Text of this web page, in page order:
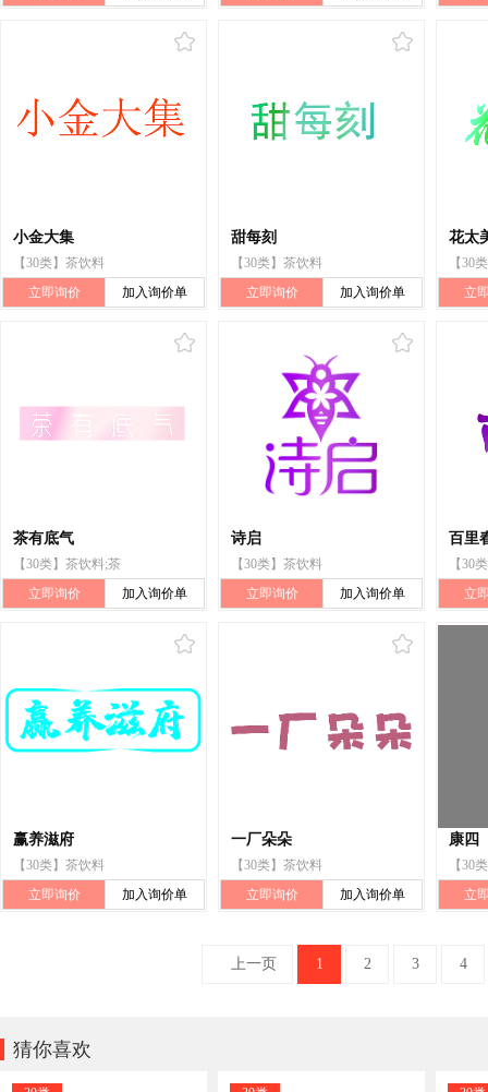
小金大集
【30类】茶饮料
立即询价
加入询价单
甜每刻
【30类】茶饮料
立即询价
加入询价单
花太
【30
立
茶有底气
【30类】茶饮料;茶
立即询价
加入询价单
诗启
【30类】茶饮料
立即询价
加入询价单
百里
【30
立
赢养滋府
【30类】茶饮料
立即询价
加入询价单
一厂朵朵
【30类】茶饮料
立即询价
加入询价单
康四
【30
立
上一页 1 2 3 4
猜你喜欢